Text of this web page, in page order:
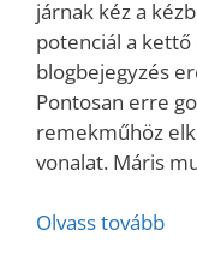
járnak kéz a
potenciál a kettő
blogbejegyzés
Pontosan erre
remekműhöz
vonalat. Máris
Olvass tovább